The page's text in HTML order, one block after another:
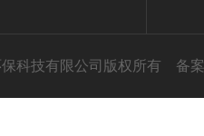
科技有限公司版权所有 备